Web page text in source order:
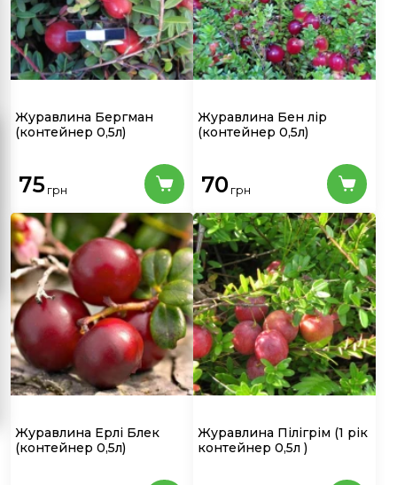
Журавлина Бергман
(контейнер 0,5л)
75 грн
Журавлина Бен лір
(контейнер 0,5л)
70 грн
Журавлина Ерлі Блек
(контейнер 0,5л)
Журавлина Пілігрім (1 рік
контейнер 0,5л )